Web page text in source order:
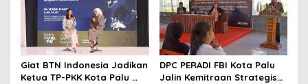
Giat BTN Indonesia Jadikan
Ketua TP-PKK Kota Palu
DPC PERADI FBI Kota Palu
Jalin Kemitraan Strategis